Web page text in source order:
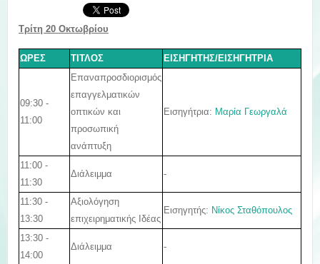
Tρίτη 20 Οκτωβρίου
ΩΡΕΣ ΤΙΤΛΟΣ ΕΙΣΗΓΗΤΗΣ/ΕΙΣΗΓΗΤΡΙΑ
09:30 -
11:00
Επαναπροσδιορισμός
επαγγελματικών
οπτικών και
προσωπική
ανάπτυξη
Εισηγήτρια: Μαρία Γεωργαλά
11:00 -
11:30
Διάλειμμα -
11:30 -
13:30
Αξιολόγηση
επιχειρηματικής Ιδέας
Εισηγητής: Νίκος Σταθόπουλος
13:30 -
14:00
Διάλειμμα -